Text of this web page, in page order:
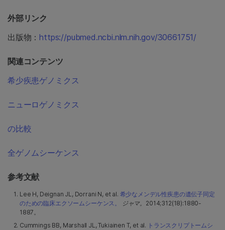
外部リンク
出版物：https://pubmed.ncbi.nlm.nih.gov/30661751/
関連コンテンツ
希少疾患ゲノミクス
ニューロゲノミクス
の比較
全ゲノムシーケンス
参考文献
Lee H, Deignan JL, Dorrani N, et al. 希少なメンデル性疾患の遺伝子同定
のための臨床エクソームシーケンス。
ジャマ。 2014;312(18):1880-
1887。
Cummings BB, Marshall JL, Tukiainen T, et al. トランスクリプトームシ